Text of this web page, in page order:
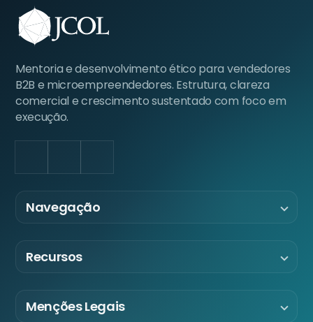
Mentoria e desenvolvimento ético para vendedores
B2B e microempreendedores. Estrutura, clareza
comercial e crescimento sustentado com foco em
execução.
Navegação
Recursos
Menções Legais